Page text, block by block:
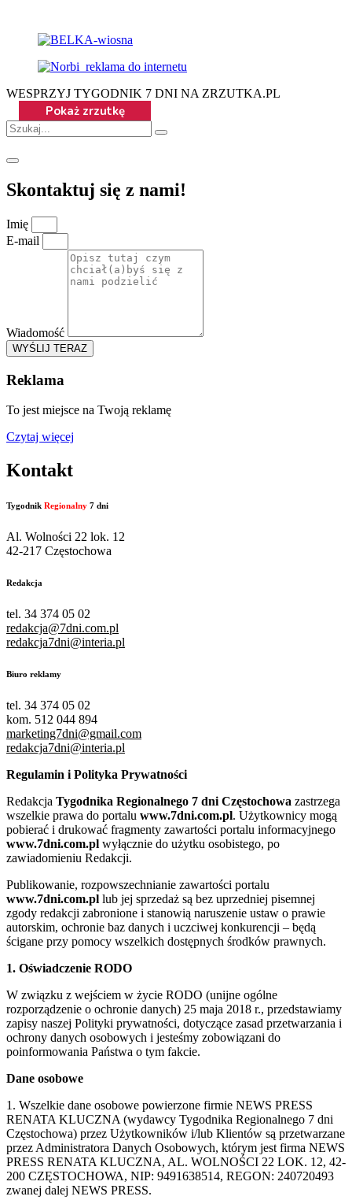
WESPRZYJ TYGODNIK 7 DNI NA ZRZUTKA.PL
Skontaktuj się z nami!
Imię
E-mail
Wiadomość
WYŚLIJ TERAZ
Reklama
To jest miejsce na Twoją reklamę
Czytaj więcej
Kontakt
Tygodnik Regionalny 7 dni
Al. Wolności 22 lok. 12
42-217 Częstochowa
Redakcja
tel. 34 374 05 02
redakcja@7dni.com.pl
redakcja7dni@interia.pl
Biuro reklamy
tel. 34 374 05 02
kom. 512 044 894
marketing7dni@gmail.com
redakcja7dni@interia.pl
Regulamin i Polityka Prywatności
Redakcja Tygodnika Regionalnego 7 dni Częstochowa zastrzega
wszelkie prawa do portalu www.7dni.com.pl. Użytkownicy mogą
pobierać i drukować fragmenty zawartości portalu informacyjnego
www.7dni.com.pl wyłącznie do użytku osobistego, po
zawiadomieniu Redakcji.
Publikowanie, rozpowszechnianie zawartości portalu
www.7dni.com.pl lub jej sprzedaż są bez uprzedniej pisemnej
zgody redakcji zabronione i stanowią naruszenie ustaw o prawie
autorskim, ochronie baz danych i uczciwej konkurencji – będą
ścigane przy pomocy wszelkich dostępnych środków prawnych.
1. Oświadczenie RODO
W związku z wejściem w życie RODO (unijne ogólne
rozporządzenie o ochronie danych) 25 maja 2018 r., przedstawiamy
zapisy naszej Polityki prywatności, dotyczące zasad przetwarzania i
ochrony danych osobowych i jesteśmy zobowiązani do
poinformowania Państwa o tym fakcie.
Dane osobowe
1. Wszelkie dane osobowe powierzone firmie NEWS PRESS
RENATA KLUCZNA (wydawcy Tygodnika Regionalnego 7 dni
Częstochowa) przez Użytkowników i/lub Klientów są przetwarzane
przez Administratora Danych Osobowych, którym jest firma NEWS
PRESS RENATA KLUCZNA, AL. WOLNOŚCI 22 LOK. 12, 42-
200 CZĘSTOCHOWA, NIP: 9491638514, REGON: 240720493
zwanej dalej NEWS PRESS.